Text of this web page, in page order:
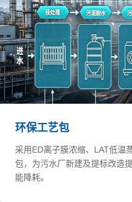
环保工艺包
采用ED离子膜浓缩、LAT低温
包，为污水厂新建及提标改造
能降耗。